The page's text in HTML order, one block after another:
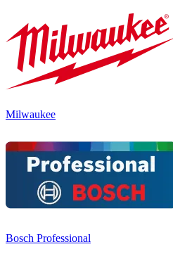
Milwaukee
Bosch Professional